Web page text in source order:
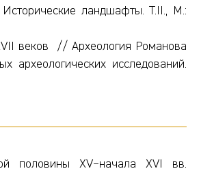
ландшафты. Т.II., М.:
веков // Археология Романова
исследований.
половины XV–начала XVI вв.